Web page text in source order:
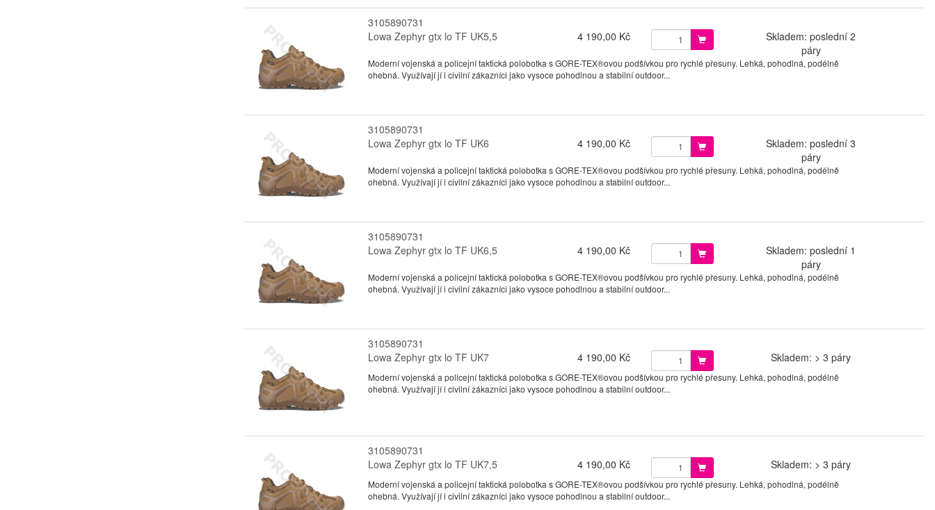
3105890731
Lowa Zephyr gtx lo TF UK5,5
4 190,00 Kč
Skladem: poslední 2
páry
Moderní vojenská a policejní taktická polobotka s GORE-TEX®ovou podšívkou pro rychlé přesuny. Lehká, pohodlná, podélně
ohebná. Využívají jí i civilní zákazníci jako vysoce pohodlnou a stabilní outdoor...
3105890731
Lowa Zephyr gtx lo TF UK6
4 190,00 Kč
Skladem: poslední 3
páry
Moderní vojenská a policejní taktická polobotka s GORE-TEX®ovou podšívkou pro rychlé přesuny. Lehká, pohodlná, podélně
ohebná. Využívají jí i civilní zákazníci jako vysoce pohodlnou a stabilní outdoor...
3105890731
Lowa Zephyr gtx lo TF UK6,5
4 190,00 Kč
Skladem: poslední 1
páry
Moderní vojenská a policejní taktická polobotka s GORE-TEX®ovou podšívkou pro rychlé přesuny. Lehká, pohodlná, podélně
ohebná. Využívají jí i civilní zákazníci jako vysoce pohodlnou a stabilní outdoor...
3105890731
Lowa Zephyr gtx lo TF UK7
4 190,00 Kč Skladem: > 3 páry
Moderní vojenská a policejní taktická polobotka s GORE-TEX®ovou podšívkou pro rychlé přesuny. Lehká, pohodlná, podélně
ohebná. Využívají jí i civilní zákazníci jako vysoce pohodlnou a stabilní outdoor...
3105890731
Lowa Zephyr gtx lo TF UK7,5
4 190,00 Kč Skladem: > 3 páry
Moderní vojenská a policejní taktická polobotka s GORE-TEX®ovou podšívkou pro rychlé přesuny. Lehká, pohodlná, podélně
ohebná. Využívají jí i civilní zákazníci jako vysoce pohodlnou a stabilní outdoor...